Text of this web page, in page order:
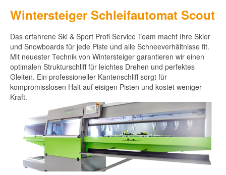
Wintersteiger Schleifautomat Scout
Das erfahrene Ski & Sport Profi Service Team macht Ihre Skier
und Snowboards für jede Piste und alle Schneeverhältnisse fit.
Mit neuester Technik von Wintersteiger garantieren wir einen
optimalen Strukturschliff für leichtes Drehen und perfektes
Gleiten. Ein professioneller Kantenschliff sorgt für
kompromisslosen Halt auf eisigen Pisten und kostet weniger
Kraft.